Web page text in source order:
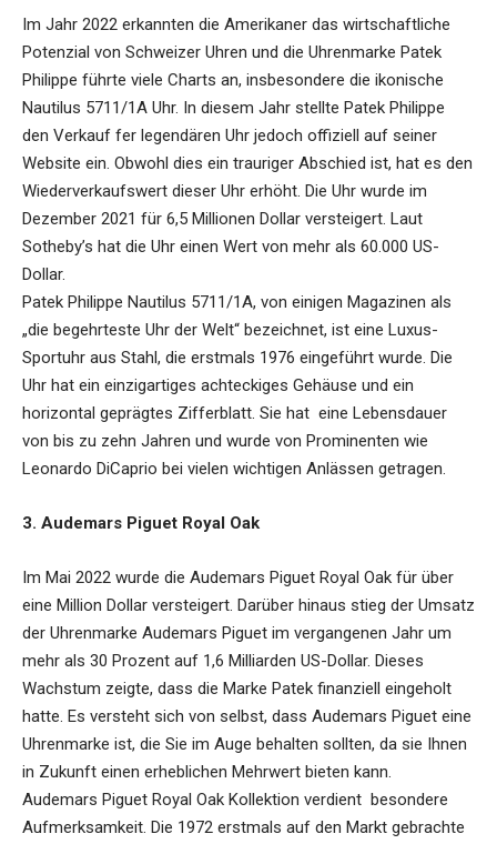
Im Jahr 2022 erkannten die Amerikaner das wirtschaftliche
Potenzial von Schweizer Uhren und die Uhrenmarke Patek
Philippe führte viele Charts an, insbesondere die ikonische
Nautilus 5711/1A Uhr. In diesem Jahr stellte Patek Philippe
den Verkauf fer legendären Uhr jedoch offiziell auf seiner
Website ein. Obwohl dies ein trauriger Abschied ist, hat es den
Wiederverkaufswert dieser Uhr erhöht. Die Uhr wurde im
Dezember 2021 für 6,5 Millionen Dollar versteigert. Laut
Sotheby’s hat die Uhr einen Wert von mehr als 60.000 US-
Dollar.
Patek Philippe Nautilus 5711/1A, von einigen Magazinen als
„die begehrteste Uhr der Welt“ bezeichnet, ist eine Luxus-
Sportuhr aus Stahl, die erstmals 1976 eingeführt wurde. Die
Uhr hat ein einzigartiges achteckiges Gehäuse und ein
horizontal geprägtes Zifferblatt. Sie hat eine Lebensdauer
von bis zu zehn Jahren und wurde von Prominenten wie
Leonardo DiCaprio bei vielen wichtigen Anlässen getragen.
3. Audemars Piguet Royal Oak
Im Mai 2022 wurde die Audemars Piguet Royal Oak für über
eine Million Dollar versteigert. Darüber hinaus stieg der Umsatz
der Uhrenmarke Audemars Piguet im vergangenen Jahr um
mehr als 30 Prozent auf 1,6 Milliarden US-Dollar. Dieses
Wachstum zeigte, dass die Marke Patek finanziell eingeholt
hatte. Es versteht sich von selbst, dass Audemars Piguet eine
Uhrenmarke ist, die Sie im Auge behalten sollten, da sie Ihnen
in Zukunft einen erheblichen Mehrwert bieten kann.
Audemars Piguet Royal Oak Kollektion verdient besondere
Aufmerksamkeit. Die 1972 erstmals auf den Markt gebrachte